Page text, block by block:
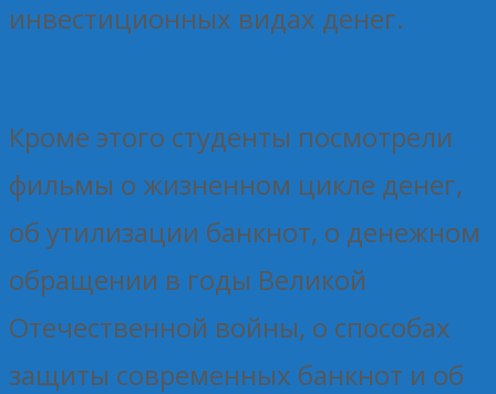
инвестиционных видах денег.
Кроме этого студенты посмотрели
фильмы о жизненном цикле денег,
об утилизации банкнот, о денежном
обращении в годы Великой
Отечественной войны, о способах
защиты современных банкнот и об